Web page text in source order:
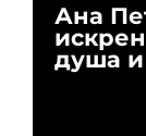
Ана
душа